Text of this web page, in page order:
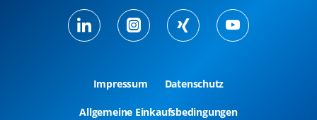
Impressum Datenschutz
Allgemeine Einkaufsbedingungen